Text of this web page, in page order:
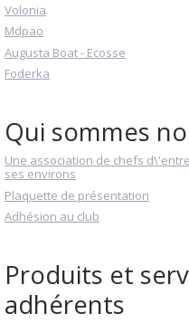
Volonia
Mdpao
Augusta Boat - Ecosse
Foderka
Qui sommes
Une association de chefs
ses environs
Plaquette de présentation
Adhésion au club
Produits et
adhérents